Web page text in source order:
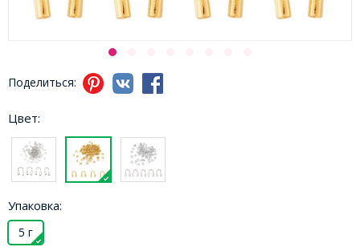
Поделиться:
Цвет:
Упаковка:
5 г